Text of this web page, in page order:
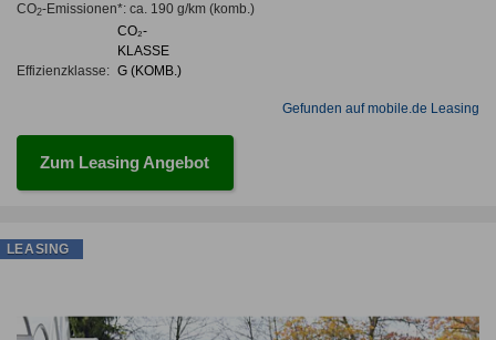
CO2-Emissionen*: ca. 190 g/km(komb.)
Effizienzklasse:
CO₂-
KLASSE
G (KOMB.)
Gefunden auf mobile.de Leasing
Zum Leasing Angebot
LEASING